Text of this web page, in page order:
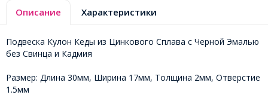
Описание Характеристики
Подвеска Кулон Кеды из Цинкового Сплава с Черной Эмалью
без Свинца и Кадмия
Размер: Длина 30мм, Ширина 17мм, Толщина 2мм, Отверстие
1.5мм